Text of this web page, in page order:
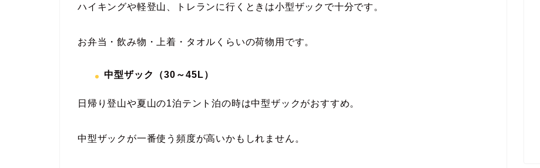
ハイキングや軽登山、トレランに行くときは小型ザックで十分です。
お弁当・飲み物・上着・タオルくらいの荷物用です。
中型ザック（30 ～45L）
日帰り登山や夏山の1泊テント泊の時は中型ザックがおすすめ。
中型ザックが一番使う頻度が高いかもしれません。